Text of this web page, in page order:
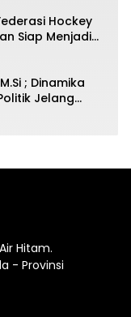
Hockey
Siap Menjadi
; Dinamika
Jelang
Hitam.
- Provinsi